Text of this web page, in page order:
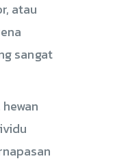
atau
sangat